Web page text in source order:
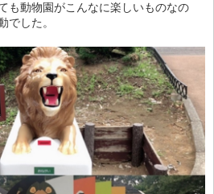
も動物園がこんなに楽しいものなの
でした。